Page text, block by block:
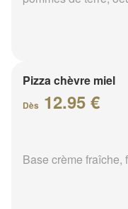
Pizza chèvre miel
Dès 12.95 €
Base crème fraîche,